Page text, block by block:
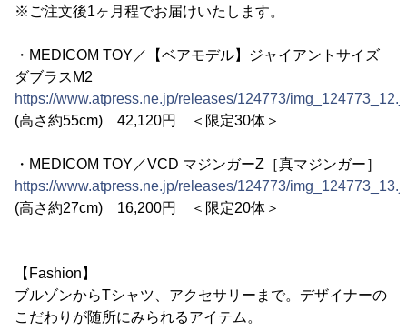
※ご注文後1ヶ月程でお届けいたします。
・MEDICOM TOY／【ベアモデル】ジャイアントサイズ
ダブラスM2
https://www.atpress.ne.jp/releases/124773/
(高さ約55cm) 42,120円 ＜限定30体＞
・MEDICOM TOY／VCD マジンガーZ［真マジンガー］
https://www.atpress.ne.jp/releases/124773/
(高さ約27cm) 16,200円 ＜限定20体＞
【Fashion】
ブルゾンからTシャツ、アクセサリーまで。デザイナーの
こだわりが随所にみられるアイテム。